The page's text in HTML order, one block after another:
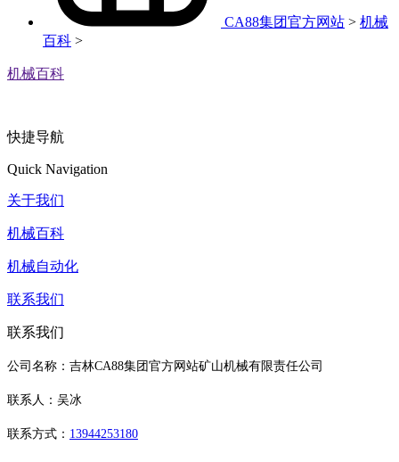
CA88集团官方网站 > 机械
百科 >
机械百科
快捷导航
Quick Navigation
关于我们
机械百科
机械自动化
联系我们
联系我们
公司名称：吉林CA88集团官方网站矿山机械有限责任公司
联系人：吴冰
联系方式： 13944253180